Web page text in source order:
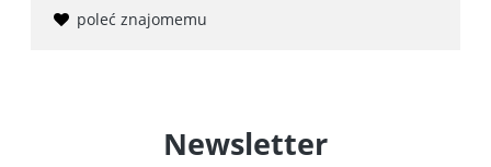
poleć znajomemu
Newsletter